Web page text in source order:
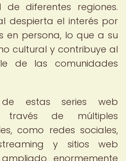
diferentes regiones.
despierta el interés por
en persona, lo que a su
cultural y contribuye al
de las comunidades
estas series web
través de múltiples
como redes sociales,
y sitios web
enormemente